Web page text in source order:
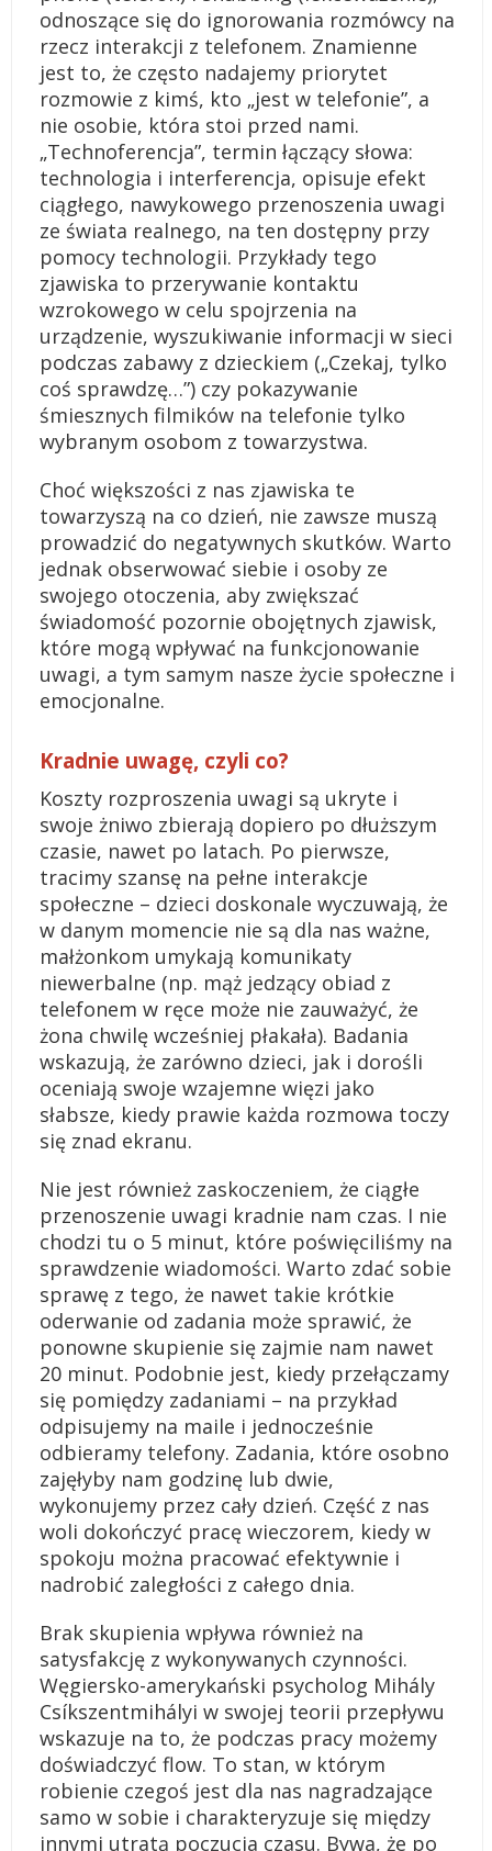
odnoszące się do ignorowania rozmówcy na
rzecz interakcji z telefonem. Znamienne
jest to, że często nadajemy priorytet
rozmowie z kimś, kto „jest w telefonie”, a
nie osobie, która stoi przed nami.
„Technoferencja”, termin łączący słowa:
technologia i interferencja, opisuje efekt
ciągłego, nawykowego przenoszenia uwagi
ze świata realnego, na ten dostępny przy
pomocy technologii. Przykłady tego
zjawiska to przerywanie kontaktu
wzrokowego w celu spojrzenia na
urządzenie, wyszukiwanie informacji w sieci
podczas zabawy z dzieckiem („Czekaj, tylko
coś sprawdzę…”) czy pokazywanie
śmiesznych filmików na telefonie tylko
wybranym osobom z towarzystwa.
Choć większości z nas zjawiska te
towarzyszą na co dzień, nie zawsze muszą
prowadzić do negatywnych skutków. Warto
jednak obserwować siebie i osoby ze
swojego otoczenia, aby zwiększać
świadomość pozornie obojętnych zjawisk,
które mogą wpływać na funkcjonowanie
uwagi, a tym samym nasze życie społeczne i
emocjonalne.
Kradnie uwagę, czyli co?
Koszty rozproszenia uwagi są ukryte i
swoje żniwo zbierają dopiero po dłuższym
czasie, nawet po latach. Po pierwsze,
tracimy szansę na pełne interakcje
społeczne – dzieci doskonale wyczuwają, że
w danym momencie nie są dla nas ważne,
małżonkom umykają komunikaty
niewerbalne (np. mąż jedzący obiad z
telefonem w ręce może nie zauważyć, że
żona chwilę wcześniej płakała). Badania
wskazują, że zarówno dzieci, jak i dorośli
oceniają swoje wzajemne więzi jako
słabsze, kiedy prawie każda rozmowa toczy
się znad ekranu.
Nie jest również zaskoczeniem, że ciągłe
przenoszenie uwagi kradnie nam czas. I nie
chodzi tu o 5 minut, które poświęciliśmy na
sprawdzenie wiadomości. Warto zdać sobie
sprawę z tego, że nawet takie krótkie
oderwanie od zadania może sprawić, że
ponowne skupienie się zajmie nam nawet
20 minut. Podobnie jest, kiedy przełączamy
się pomiędzy zadaniami – na przykład
odpisujemy na maile i jednocześnie
odbieramy telefony. Zadania, które osobno
zajęłyby nam godzinę lub dwie,
wykonujemy przez cały dzień. Część z nas
woli dokończyć pracę wieczorem, kiedy w
spokoju można pracować efektywnie i
nadrobić zaległości z całego dnia.
Brak skupienia wpływa również na
satysfakcję z wykonywanych czynności.
Węgiersko-amerykański psycholog Mihály
Csíkszentmihályi w swojej teorii przepływu
wskazuje na to, że podczas pracy możemy
doświadczyć flow. To stan, w którym
robienie czegoś jest dla nas nagradzające
samo w sobie i charakteryzuje się między
innymi utratą poczucia czasu. Bywa, że po